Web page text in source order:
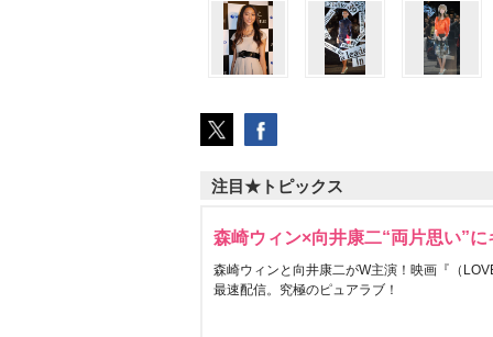
注目★トピックス
森崎ウィン×向井康二“両片思い”
森崎ウィンと向井康二がW主演！映画『（
最速配信。究極のピュアラブ！